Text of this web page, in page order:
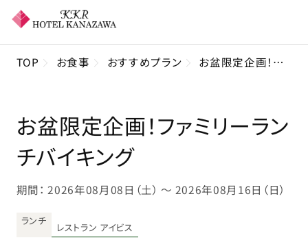
TOP お食事 おすすめプラン お盆限定企画！ファミリーランチバイキング
お盆限定企画！ファミリーラン
チバイキング
期間： 2026年08月08日（土） 〜 2026年08月16日（日）
ランチ
レストラン アイビス